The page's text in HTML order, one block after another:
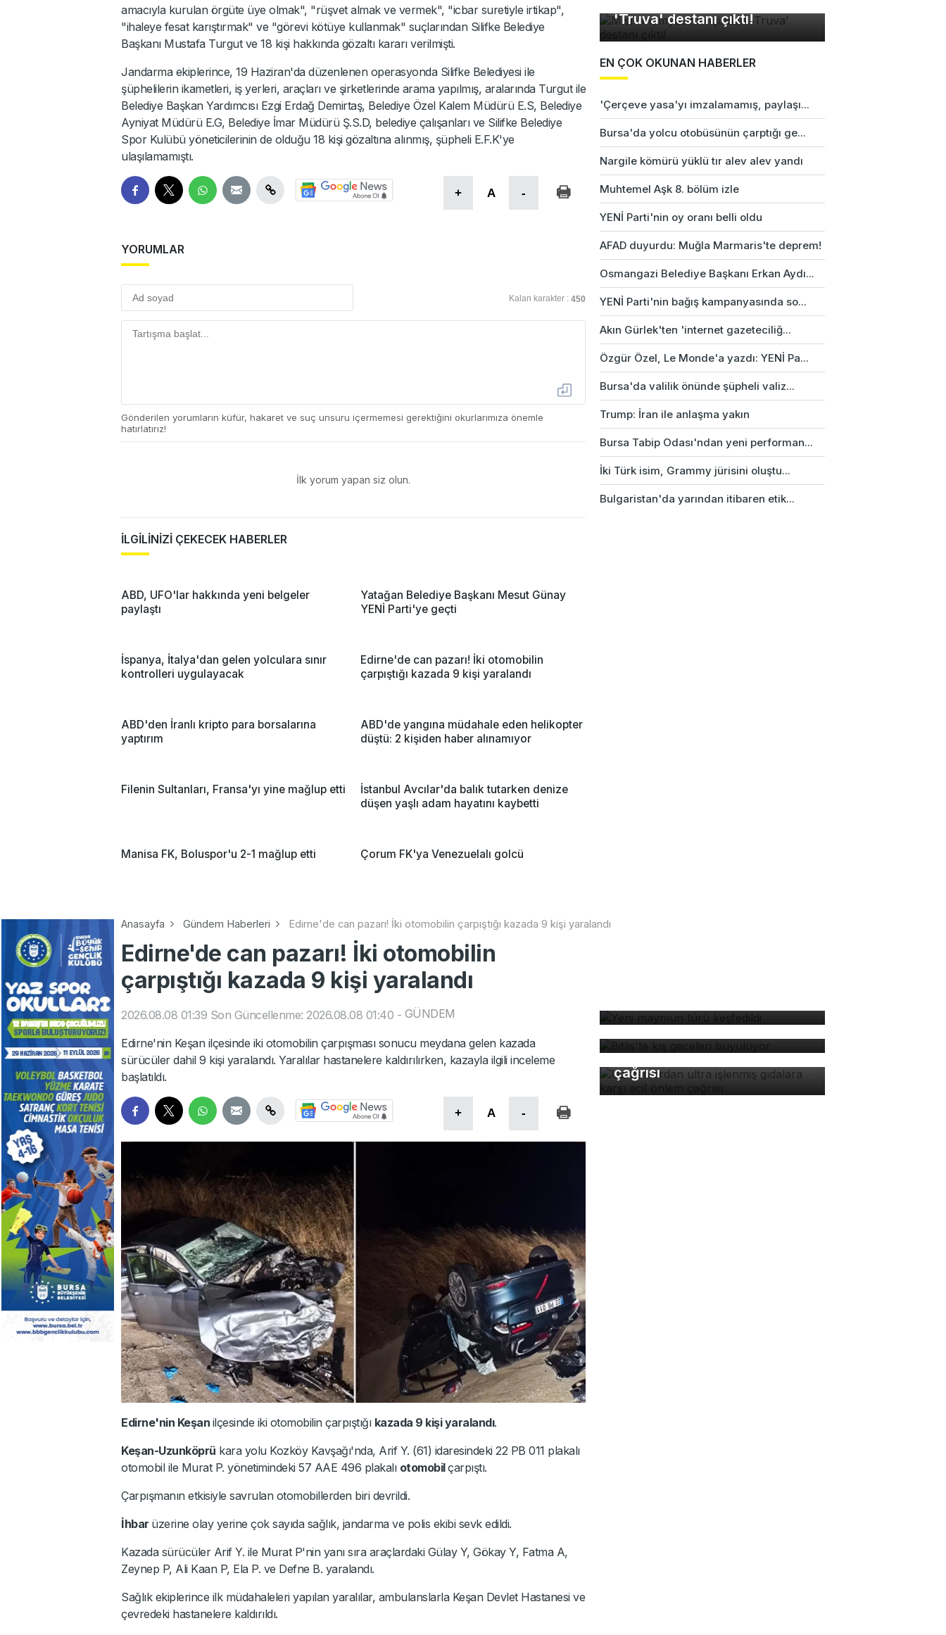
amacıyla kurulan örgüte üye olmak", "rüşvet almak ve vermek", "icbar suretiyle irtikap",
"ihaleye fesat karıştırmak" ve "görevi kötüye kullanmak" suçlarından Silifke Belediye
Başkanı Mustafa Turgut ve 18 kişi hakkında gözaltı kararı verilmişti.
Jandarma ekiplerince, 19 Haziran'da düzenlenen operasyonda Silifke Belediyesi ile
şüphelilerin ikametleri, iş yerleri, araçları ve şirketlerinde arama yapılmış, aralarında Turgut ile
Belediye Başkan Yardımcısı Ezgi Erdağ Demirtaş, Belediye Özel Kalem Müdürü E.S, Belediye
Ayniyat Müdürü E.G, Belediye İmar Müdürü Ş.S.D, belediye çalışanları ve Silifke Belediye
Spor Kulübü yöneticilerinin de olduğu 18 kişi gözaltına alınmış, şüpheli E.F.K'ye
ulaşılamamıştı.
+ A -
YORUMLAR
Kalan karakter : 450
Gönderilen yorumların küfür, hakaret ve suç unsuru içermemesi gerektiğini okurlarımıza önemle
hatırlatırız!
İlk yorum yapan siz olun.
İLGİLİNİZİ ÇEKECEK HABERLER
ABD, UFO'lar hakkında yeni belgeler
paylaştı
Yatağan Belediye Başkanı Mesut Günay
YENİ Parti'ye geçti
İspanya, İtalya'dan gelen yolculara sınır
kontrolleri uygulayacak
Edirne'de can pazarı! İki otomobilin
çarpıştığı kazada 9 kişi yaralandı
ABD'den İranlı kripto para borsalarına
yaptırım
ABD'de yangına müdahale eden helikopter
düştü: 2 kişiden haber alınamıyor
Filenin Sultanları, Fransa'yı yine mağlup etti
İstanbul Avcılar'da balık tutarken denize
düşen yaşlı adam hayatını kaybetti
Manisa FK, Boluspor'u 2-1 mağlup etti Çorum FK'ya Venezuelalı golcü
'Truva' destanı çıktı!
EN ÇOK OKUNAN HABERLER
'Çerçeve yasa'yı imzalamamış, paylaşı...
Bursa'da yolcu otobüsünün çarptığı ge...
Nargile kömürü yüklü tır alev alev yandı
Muhtemel Aşk 8. bölüm izle
YENİ Parti'nin oy oranı belli oldu
AFAD duyurdu: Muğla Marmaris'te deprem!
Osmangazi Belediye Başkanı Erkan Aydı...
YENİ Parti'nin bağış kampanyasında so...
Akın Gürlek'ten 'internet gazeteciliğ...
Özgür Özel, Le Monde'a yazdı: YENİ Pa...
Bursa'da valilik önünde şüpheli valiz...
Trump: İran ile anlaşma yakın
Bursa Tabip Odası'ndan yeni performan...
İki Türk isim, Grammy jürisini oluştu...
Bulgaristan'da yarından itibaren etik...
Anasayfa Gündem Haberleri Edirne'de can pazarı! İki otomobilin çarpıştığı kazada 9 kişi yaralandı
Edirne'de can pazarı! İki otomobilin
çarpıştığı kazada 9 kişi yaralandı
2026.08.08 01:39 Son Güncellenme: 2026.08.08 01:40 - GÜNDEM
Edirne'nin Keşan ilçesinde iki otomobilin çarpışması sonucu meydana gelen kazada
sürücüler dahil 9 kişi yaralandı. Yaralılar hastanelere kaldırılırken, kazayla ilgili inceleme
başlatıldı.
+ A -
Edirne'nin Keşan ilçesinde iki otomobilin çarpıştığı kazada 9 kişi yaralandı.
Keşan-Uzunköprü kara yolu Kozköy Kavşağı'nda, Arif Y. (61) idaresindeki 22 PB 011 plakalı
otomobil ile Murat P. yönetimindeki 57 AAE 496 plakalı otomobilçarpıştı.
Çarpışmanın etkisiyle savrulan otomobillerden biri devrildi.
İhbar üzerine olay yerine çok sayıda sağlık, jandarma ve polis ekibi sevk edildi.
Kazada sürücüler Arif Y. ile Murat P'nin yanı sıra araçlardaki Gülay Y, Gökay Y, Fatma A,
Zeynep P, Ali Kaan P, Ela P. ve Defne B. yaralandı.
Sağlık ekiplerince ilk müdahaleleri yapılan yaralılar, ambulanslarla Keşan Devlet Hastanesi ve
çevredeki hastanelere kaldırıldı.
Bitlis'te kış geceleri
büyülüyor
Uzmanlardan ultra işlenmiş
gıdalara karşı acil önlem
çağrısı